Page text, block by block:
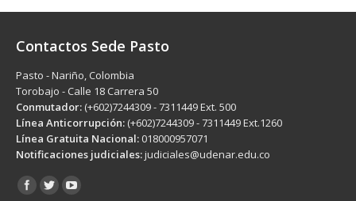
Contactos Sede Pasto
Pasto - Nariño, Colombia
Torobajo - Calle 18 Carrera 50
Conmutador: (+602)7244309 - 7311449 Ext. 500
Línea Anticorrupción: (+602)7244309 - 7311449 Ext.1260
Línea Gratuita Nacional: 018000957071
Notificaciones judiciales:judiciales@udenar.edu.co
Encuéntranos en: